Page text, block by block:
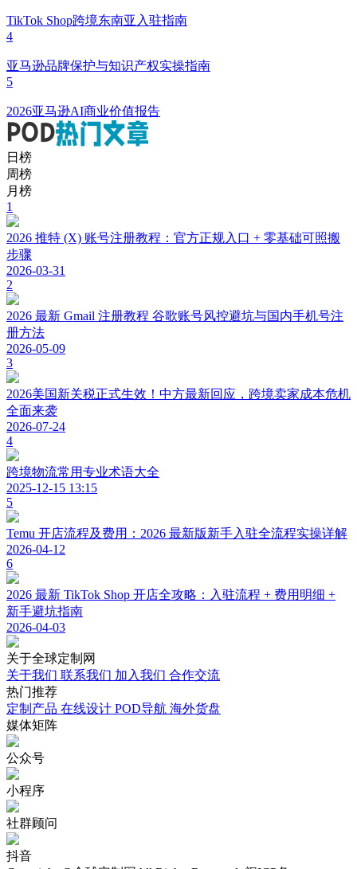
TikTok Shop跨境东南亚入驻指南
4
亚马逊品牌保护与知识产权实操指南
5
2026亚马逊AI商业价值报告
日榜
周榜
月榜
1
2026 推特 (X) 账号注册教程：官方正规入口 + 零基础可照搬
步骤
2026-03-31
2
2026 最新 Gmail 注册教程 谷歌账号风控避坑与国内手机号注
册方法
2026-05-09
3
2026美国新关税正式生效！中方最新回应，跨境卖家成本危机
全面来袭
2026-07-24
4
跨境物流常用专业术语大全
2025-12-15 13:15
5
Temu 开店流程及费用：2026 最新版新手入驻全流程实操详解
2026-04-12
6
2026 最新 TikTok Shop 开店全攻略：入驻流程 + 费用明细 +
新手避坑指南
2026-04-03
关于全球定制网
关于我们 联系我们 加入我们 合作交流
热门推荐
定制产品 在线设计 POD导航 海外货盘
媒体矩阵
公众号
小程序
社群顾问
抖音